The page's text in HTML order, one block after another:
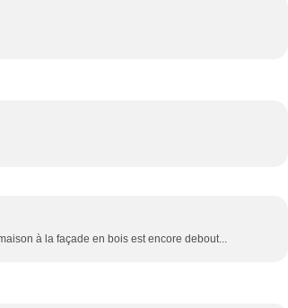
à la façade en bois est encore debout...